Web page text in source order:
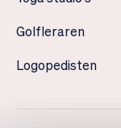
Golfleraren
Logopedisten